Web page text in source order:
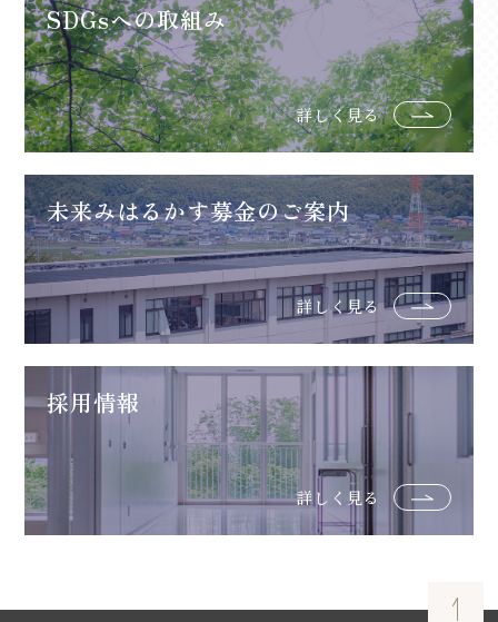
SDGsへの取組み
詳しく見る
未来みはるかす募金のご案内
詳しく見る
採用情報
詳しく見る